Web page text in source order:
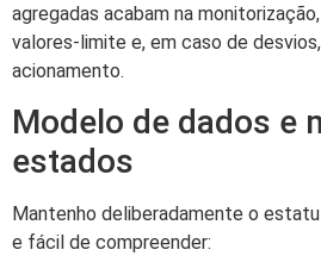
agregadas acabam na
valores-limite e, em caso de
acionamento.
Modelo de dados e
estados
Mantenho deliberadamente o
e fácil de compreender: